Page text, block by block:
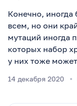
Конечно, иногда
всем, но они
мутаций иногда
которых набор
у них тоже
14 декабря 2020